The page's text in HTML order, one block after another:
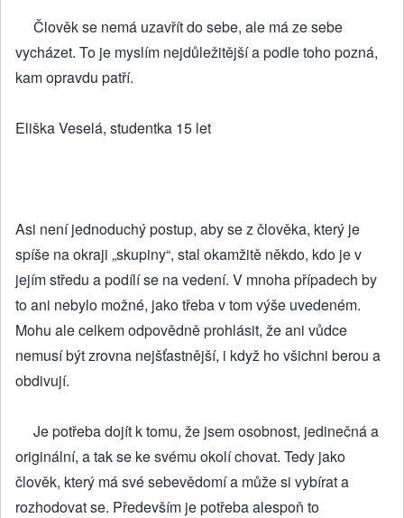
Člověk se nemá uzavřít do sebe, ale má ze sebe
vycházet. To je myslím nejdůležitější a podle toho pozná,
kam opravdu patří.
Eliška Veselá, studentka 15 let
Asi není jednoduchý postup, aby se z člověka, který je
spíše na okraji „skupiny“, stal okamžitě někdo, kdo je v
jejím středu a podílí se na vedení. V mnoha případech by
to ani nebylo možné, jako třeba v tom výše uvedeném.
Mohu ale celkem odpovědně prohlásit, že ani vůdce
nemusí být zrovna nejšťastnější, i když ho všichni berou a
obdivují.
Je potřeba dojít k tomu, že jsem osobnost, jedinečná a
originální, a tak se ke svému okolí chovat. Tedy jako
člověk, který má své sebevědomí a může si vybírat a
rozhodovat se. Především je potřeba alespoň to